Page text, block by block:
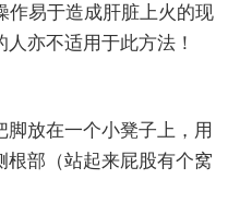
作易于造成肝脏上火的现
亦不适用于此方法！
放在一个小凳子上，用
部（站起来屁股有个窝